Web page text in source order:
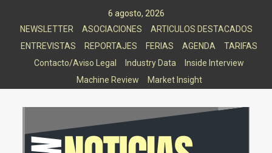
6 agosto, 2026
NEWSLETTER
ASOCIACIONES
ARTICULOS DESTACADOS
ENTREVISTAS
REPORTAJES FERIAS AGENDA
TARIFAS
Contacto/Aviso Legal
Industry Data
Inside Interview
Machine Review
Market Insight